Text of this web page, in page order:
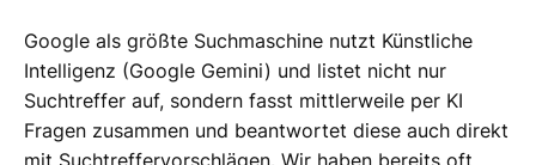
Google als größte Suchmaschine nutzt Künstliche
Intelligenz (Google Gemini) und listet nicht nur
Suchtreffer auf, sondern fasst mittlerweile per KI
Fragen zusammen und beantwortet diese auch direkt
mit Suchtreffervorschlägen. Wir haben bereits oft